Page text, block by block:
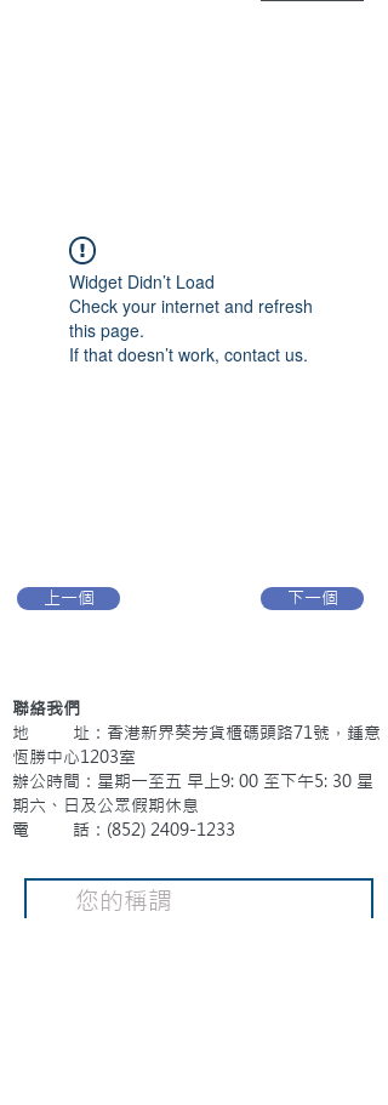
Widget Didn’t Load
Check your internet and refresh
this page.
If that doesn’t work, contact us.
上一個 下一個
聯絡我們
地 址：香港新界葵芳貨櫃碼頭路71號，鍾意
恆勝中心1203室
辦公時間：星期一至五 早上9: 00 至下午5: 30 星
期六、日及公眾假期休息
電 話：(852) 2409-1233